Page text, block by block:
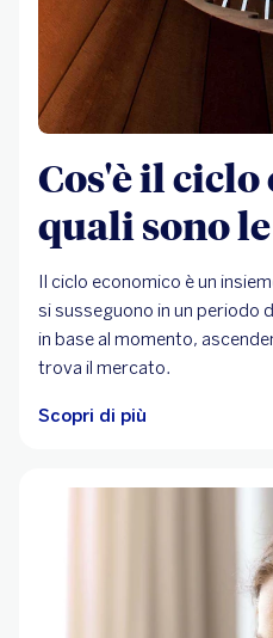
Cos'è il ciclo
quali sono
Il ciclo economico è un
si susseguono in un periodo
in base al momento,
trova il mercato.
Scopri di più